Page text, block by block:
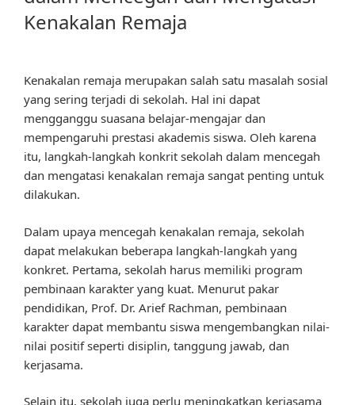
Kenakalan Remaja
Kenakalan remaja merupakan salah satu masalah sosial
yang sering terjadi di sekolah. Hal ini dapat
mengganggu suasana belajar-mengajar dan
mempengaruhi prestasi akademis siswa. Oleh karena
itu, langkah-langkah konkrit sekolah dalam mencegah
dan mengatasi kenakalan remaja sangat penting untuk
dilakukan.
Dalam upaya mencegah kenakalan remaja, sekolah
dapat melakukan beberapa langkah-langkah yang
konkret. Pertama, sekolah harus memiliki program
pembinaan karakter yang kuat. Menurut pakar
pendidikan, Prof. Dr. Arief Rachman, pembinaan
karakter dapat membantu siswa mengembangkan nilai-
nilai positif seperti disiplin, tanggung jawab, dan
kerjasama.
Selain itu, sekolah juga perlu meningkatkan kerjasama